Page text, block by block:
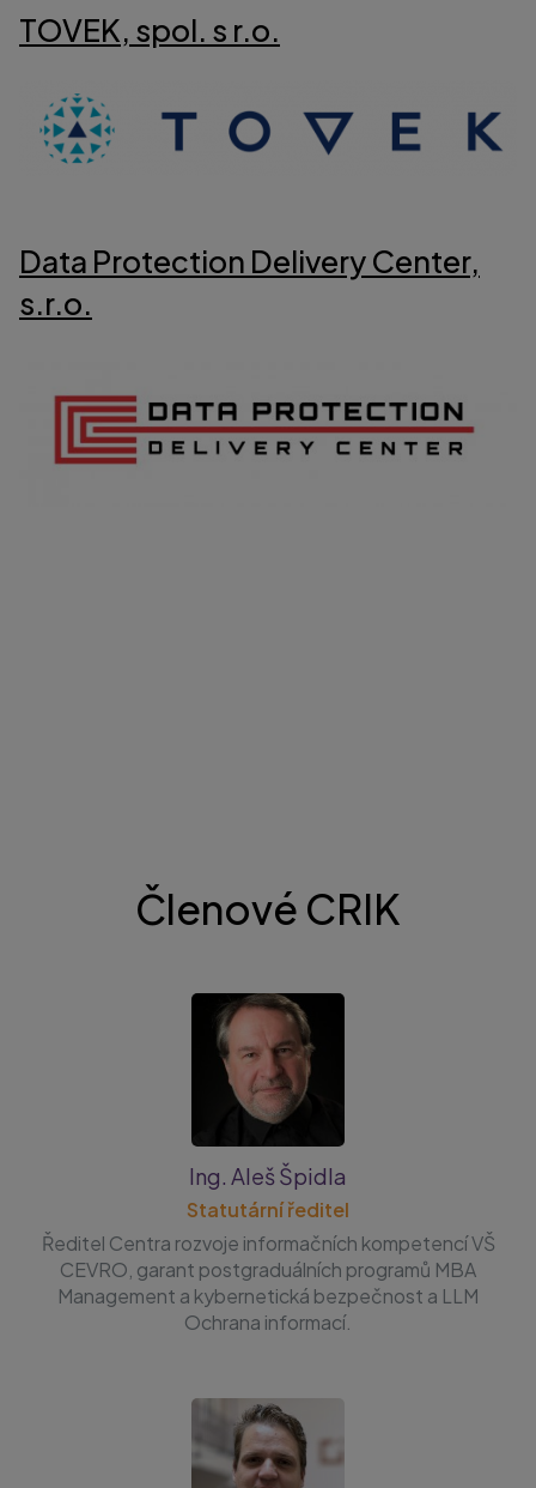
TOVEK, spol. s r.o.
Data Protection Delivery Center,
s.r.o.
Členové CRIK
Ing. Aleš Špidla
Statutární ředitel
Ředitel Centra rozvoje informačních kompetencí VŠ
CEVRO, garant postgraduálních programů MBA
Management a kybernetická bezpečnost a LLM
Ochrana informací.